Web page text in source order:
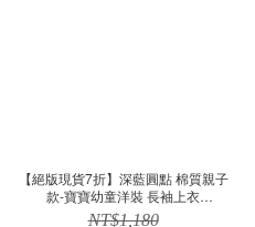
【絕版現貨7折】深藍圓點 棉質親子
款-寶寶幼童洋裝 長袖上衣
（MK01）
NT$1,180